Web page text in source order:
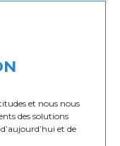
et nous nous
des solutions
et de